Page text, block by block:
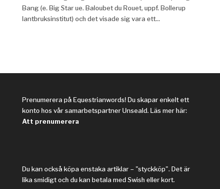
Bang (e. Big Star ue. Baloubet du Rouet, uppf. Bollerup
lantbruksinstitut) och det visade sig vara ett...
Prenumerera på Equestrianwords! Du skapar enkelt ett
konto hos vår samarbetspartner Unseald. Läs mer här:
Att prenumerera
Du kan också köpa enstaka artiklar – "styckköp". Det är
lika smidigt och du kan betala med Swish eller kort.